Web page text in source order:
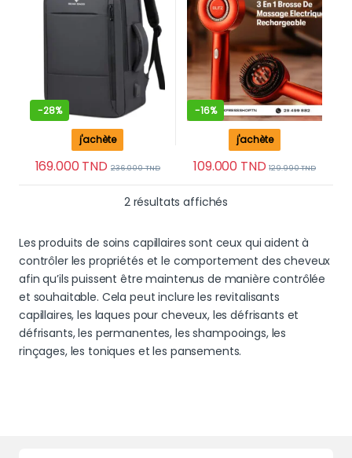
-28%
169.000TND 236.000TND
j'achète
-16%
109.000 TND 129.990TND
j'achète
2 résultats affichés
Les produits de soins capillaires sont ceux qui aident à
contrôler les propriétés et le comportement des cheveux
afin qu’ils puissent être maintenus de manière contrôlée
et souhaitable. Cela peut inclure les revitalisants
capillaires, les laques pour cheveux, les défrisants et
défrisants, les permanentes, les shampooings, les
rinçages, les toniques et les pansements.